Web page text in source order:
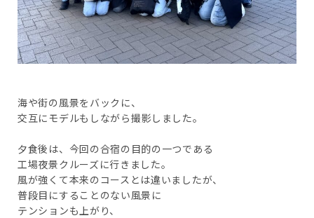
海や街の風景をバックに、
交互にモデルもしながら撮影しました。
夕食後は、今回の合宿の目的の一つである
工場夜景クルーズに行きました。
風が強くて本来のコースとは違いましたが、
普段目にすることのない風景に
テンションも上がり、